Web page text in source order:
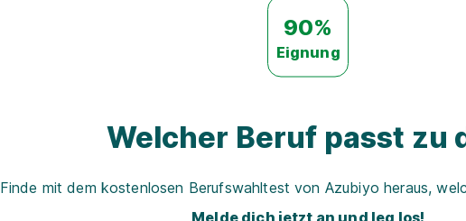
90%
Eignung
Welcher Beruf passt zu
Finde mit dem kostenlosen Berufswahltest von Azubiyo heraus,
Melde dich jetzt an und leg los!